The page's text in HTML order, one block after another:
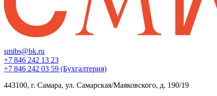
smibs@bk.ru
+7 846 242 13 23
+7 846 242 03 59 (Бухгалтерия)
443100, г. Самара, ул. Самарская/Маяковского, д. 190/19